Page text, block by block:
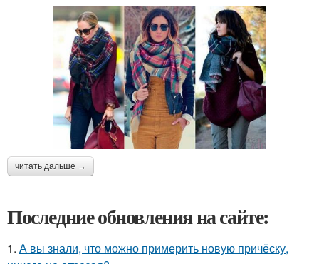
читать дальше →
Последние обновления на сайте:
1. А вы знали, что можно примерить новую причёску,